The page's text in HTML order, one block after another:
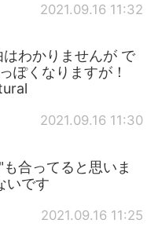
2021.09.16 11:32
わかりませんが で
ぽくなりますが！
2021.09.16 11:30
合ってると思いま
いです
2021.09.16 11:25